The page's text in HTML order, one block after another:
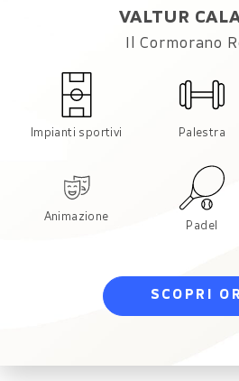
VALTUR
Il Cormorano
Impianti sportivi Palestra
Animazione
Padel
SCOPRI